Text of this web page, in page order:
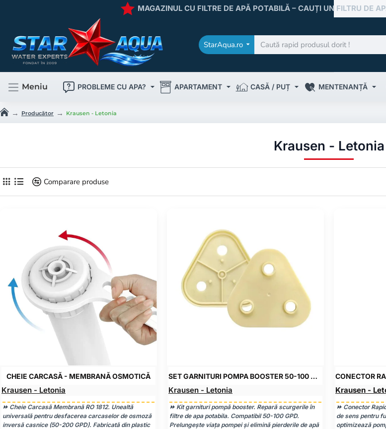
MAGAZINUL CU FILTRE DE APĂ POTABILĂ – CAUȚI UN FILTRU DE
StarAqua.ro
Caută
!
Meniu PROBLEME CU APA? APARTAMENT CASĂ / PUȚ MENTENANȚĂ
Producător Krausen - Letonia
Krausen - Letonia
Comparare produse
STOC EPUIZAT
Krausen - Letonia
CHEIE CARCASĂ - MEMBRANĂ OSMOTICĂ
⏩ Cheie Carcasă Membrană RO 1812. Unealtă
universală pentru desfacerea carcaselor de osmoză
inversă casnice (50-200 GPD). Fabricată din plastic
STOC EPUIZAT
Krausen - Letonia
SET GARNITURI POMPA BOOSTER 50-100 GPD
⏩ Kit garnituri pompă booster. Repară scurgerile în
filtre de apa potabila. Compatibil 50-100 GPD.
Prelungește viața pompei și elimină pierderile de apă
Krausen -
⏩ Conector
de sens pentru
optimizează